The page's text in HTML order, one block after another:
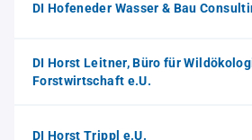
DI Hofeneder Wasser & Bau
DI Horst Leitner, Büro für
Forstwirtschaft e.U.
DI Horst Trippl e.U.